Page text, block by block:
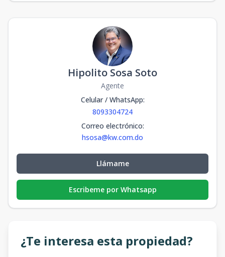
Hipolito Sosa Soto
Agente
Celular / WhatsApp:
8093304724
Correo electrónico:
hsosa@kw.com.do
Llámame
Escribeme por Whatsapp
¿Te interesa esta propiedad?